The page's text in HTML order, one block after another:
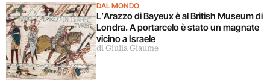
DAL MONDO
L’Arazzo di Bayeux è al British Museum di
Londra. A portarcelo è stato un magnate
vicino a Israele
di Giulia Giaume